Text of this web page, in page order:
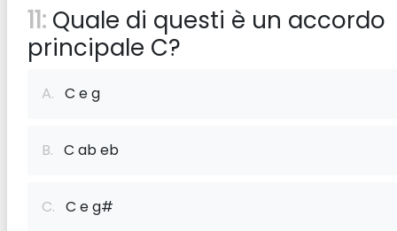
11: Quale di questi è un accordo
principale C?
A. C e g
B. C ab eb
C. C e g#